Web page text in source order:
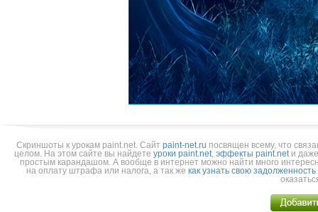
Скриншоты к урокам paint.net. Cайт paint-net.ru посвящен всему, что
целом. На этом сайте вы найдетеуроки paint.net ,эффекты paint.net и
простым карандашом. А вообще в интернет можно найти много
на оплату штрафа или налога, а так жекак узнать свою